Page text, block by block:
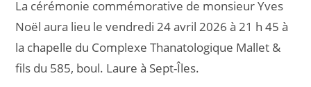
La cérémonie commémorative de monsieur Yves
Noël aura lieu le vendredi 24 avril 2026 à 21 h 45 à
la chapelle du Complexe Thanatologique Mallet &
fils du 585, boul. Laure à Sept-Îles.